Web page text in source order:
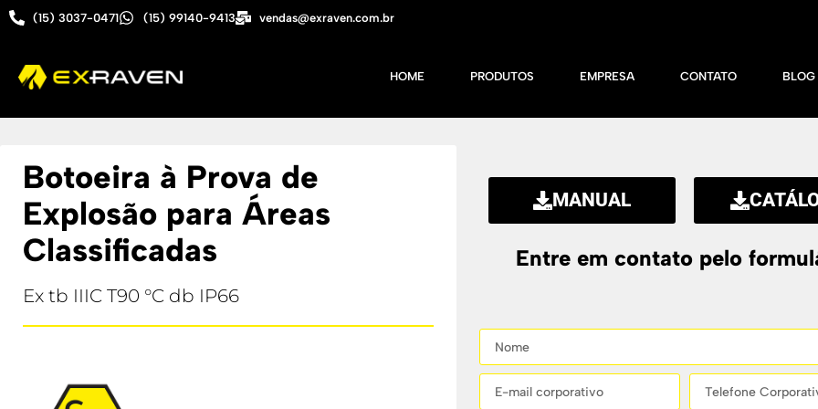
(15) 3037-0471 (15) 99140-9413 vendas@exraven.com.br
HOME PRODUTOS EMPRESA CONTATO BLOG
Botoeira à Prova de
Explosão para Áreas
Classificadas
Ex tb IIIC T90 °C db IP66
MANUAL
Entre em contato pelo